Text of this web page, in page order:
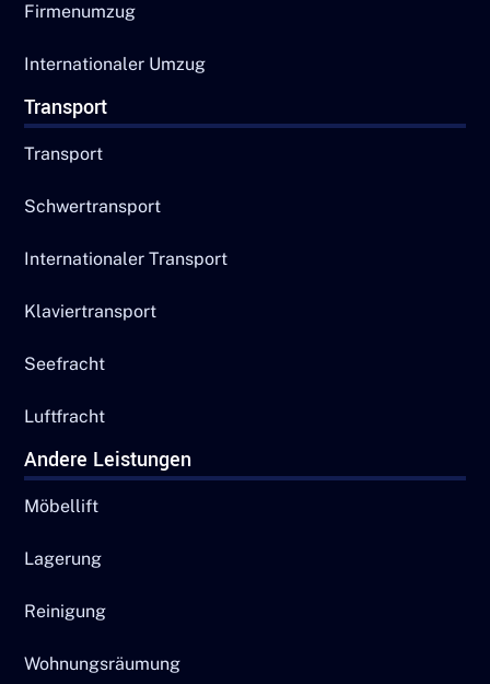
Firmenumzug
Internationaler Umzug
Transport
Transport
Schwertransport
Internationaler Transport
Klaviertransport
Seefracht
Luftfracht
Andere Leistungen
Möbellift
Lagerung
Reinigung
Wohnungsräumung